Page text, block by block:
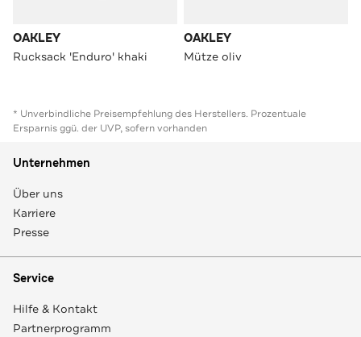
OAKLEY
Rucksack 'Enduro' khaki
OAKLEY
Mütze oliv
* Unverbindliche Preisempfehlung des Herstellers. Prozentuale
Ersparnis ggü. der UVP, sofern vorhanden
Unternehmen
Über uns
Karriere
Presse
Service
Hilfe & Kontakt
Partnerprogramm